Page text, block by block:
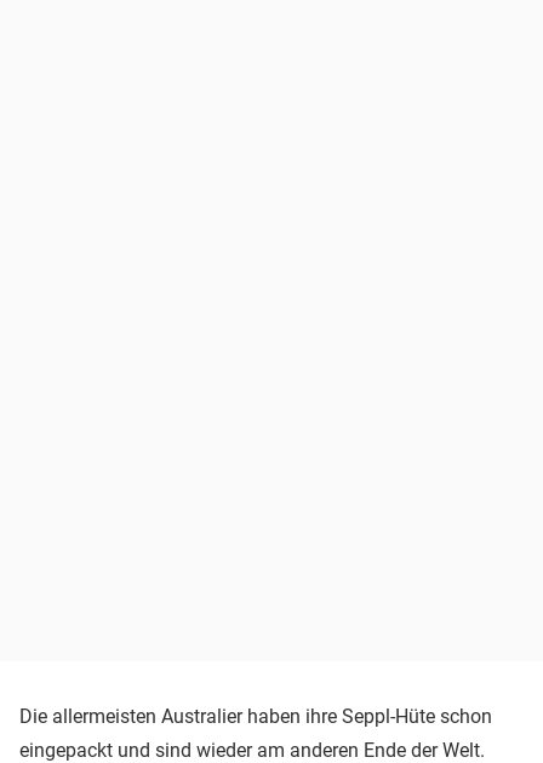
Die allermeisten Australier haben ihre Seppl-Hüte schon
eingepackt und sind wieder am anderen Ende der Welt.